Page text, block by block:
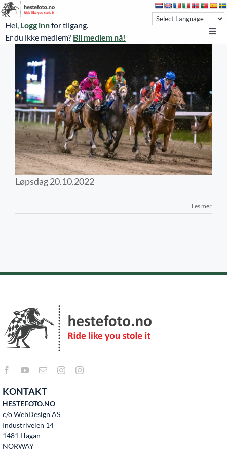
Skip
to
content
Hei, Logg innfor tilgang.
Er du ikke medlem? Bli medlem nå!
Øvrevoll løpsdager
Øvrevoll treningsdager
NoARK
Sverige
Søk
Bli medlem
Løpsdag 20.10.2022
Løpsdag 20.10.2022
Les mer
KONTAKT
HESTEFOTO.NO
c/o WebDesign AS
Industriveien 14
1481 Hagan
NORWAY